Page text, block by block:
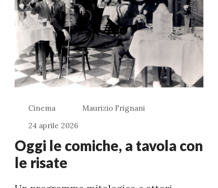
Cinema
Maurizio Frignani
24 aprile 2026
Oggi le comiche, a tavola con
le risate